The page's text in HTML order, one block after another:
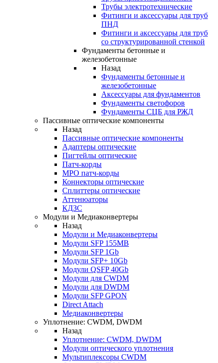
Трубы электротехнические
Фитинги и аксессуары для труб
ПНД
Фитинги и аксессуары для труб
со структурированной стенкой
Фундаменты бетонные и
железобетонные
Назад
Фундаменты бетонные и
железобетонные
Аксессуары для фундаментов
Фундаменты светофоров
Фундаменты СЦБ для РЖД
Пассивные оптические компоненты
Назад
Пассивные оптические компоненты
Адаптеры оптические
Пигтейлы оптические
Патч-корды
MPO патч-корды
Коннекторы оптические
Сплиттеры оптические
Аттенюаторы
КДЗС
Модули и Медиаконвертеры
Назад
Модули и Медиаконвертеры
Модули SFP 155MB
Модули SFP 1Gb
Модули SFP+ 10Gb
Модули QSFP 40Gb
Модули для CWDM
Модули для DWDM
Модули SFP GPON
Direct Attach
Медиаконвертеры
Уплотнение: CWDM, DWDM
Назад
Уплотнение: CWDM, DWDM
Модули оптического уплотнения
Мультиплексоры CWDM